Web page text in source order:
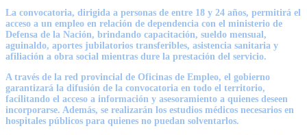
La convocatoria, dirigida a personas de entre 18 y 24 años, permitirá el
acceso a un empleo en relación de dependencia con el ministerio de
Defensa de la Nación, brindando capacitación, sueldo mensual,
aguinaldo, aportes jubilatorios transferibles, asistencia sanitaria y
afiliación a obra social mientras dure la prestación del servicio.
A través de la red provincial de Oficinas de Empleo, el gobierno
garantizará la difusión de la convocatoria en todo el territorio,
facilitando el acceso a información y asesoramiento a quienes deseen
incorporarse. Además, se realizarán los estudios médicos necesarios en
hospitales públicos para quienes no puedan solventarlos.